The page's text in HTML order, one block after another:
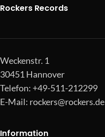
Rockers Records
Weckenstr. 1
30451 Hannover
Telefon: +49-511-212299
E-Mail: rockers@rockers.de
Information